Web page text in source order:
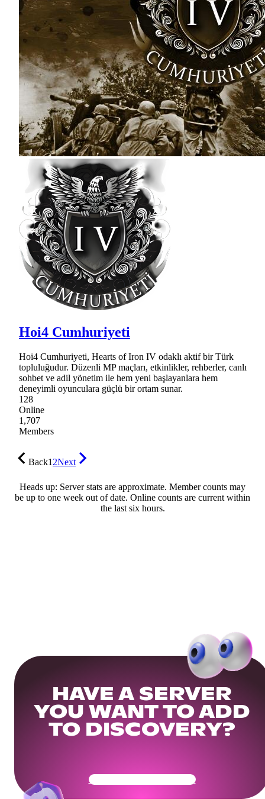
Hoi4 Cumhuriyeti
Hoi4 Cumhuriyeti, Hearts of Iron IV odaklı aktif bir Türk
topluluğudur. Düzenli MP maçları, etkinlikler, rehberler, canlı
sohbet ve adil yönetim ile hem yeni başlayanlara hem
deneyimli oyunculara güçlü bir ortam sunar.
128
Online
1,707
Members
Back12Next
Heads up: Server stats are approximate. Member counts may
be up to one week out of date. Online counts are current within
the last six hours.
HAVE A SERVER
YOU WANT TO ADD
TO DISCOVERY?
Get Your Community Ready